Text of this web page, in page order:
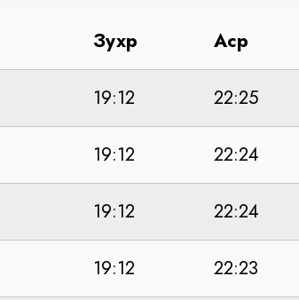
Зухр Аср
19:12 22:25
19:12 22:24
19:12 22:24
19:12 22:23